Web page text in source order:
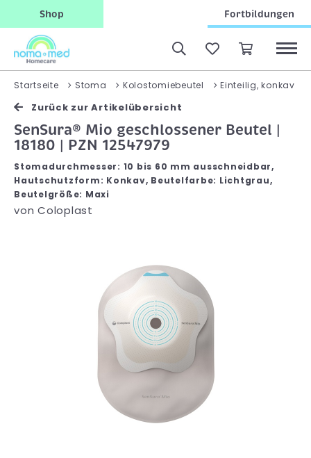
Shop Fortbildungen
Startseite Stoma Kolostomiebeutel Einteilig, konkav
Zurück zur Artikelübersicht
SenSura® Mio geschlossener Beutel |
18180 | PZN 12547979
Stomadurchmesser: 10 bis 60 mm ausschneidbar,
Hautschutzform: Konkav, Beutelfarbe: Lichtgrau,
Beutelgröße: Maxi
von Coloplast